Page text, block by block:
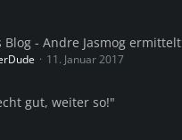
Blog - Andre Jasmog ermittelt
11. Januar 2017
gut, weiter so!"